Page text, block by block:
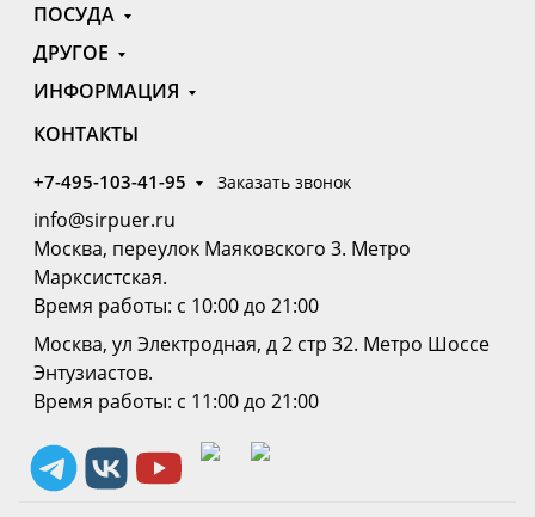
ПОСУДА
ДРУГОЕ
ИНФОРМАЦИЯ
КОНТАКТЫ
+7-495-103-41-95 Заказать звонок
info@sirpuer.ru
Москва, переулок Маяковского 3. Метро
Марксистская.
Время работы: с 10:00 до 21:00
Москва, ул Электродная, д 2 стр 32. Метро Шоссе
Энтузиастов.
Время работы: с 11:00 до 21:00